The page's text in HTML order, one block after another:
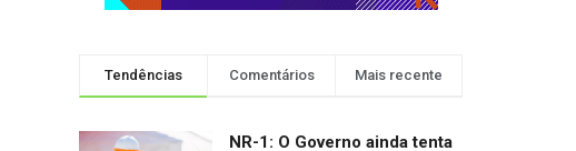
Tendências Comentários Mais recente
NR-1: O Governo ainda tenta